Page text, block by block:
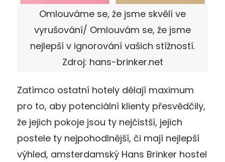
Omlouváme se, že jsme skvělí ve
vyrušování/ Omlouvám se, že jsme
nejlepší v ignorování vašich stížností.
Zdroj: hans-brinker.net
Zatímco ostatní hotely dělají maximum
pro to, aby potenciální klienty přesvědčily,
že jejich pokoje jsou ty nejčistší, jejich
postele ty nejpohodlnější, či mají nejlepší
výhled, amsterdamský Hans Brinker hostel